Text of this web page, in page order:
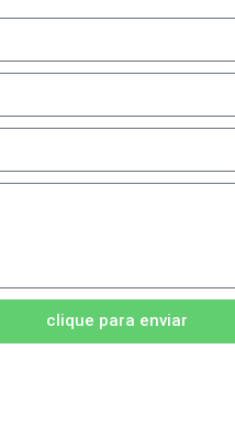
clique para enviar